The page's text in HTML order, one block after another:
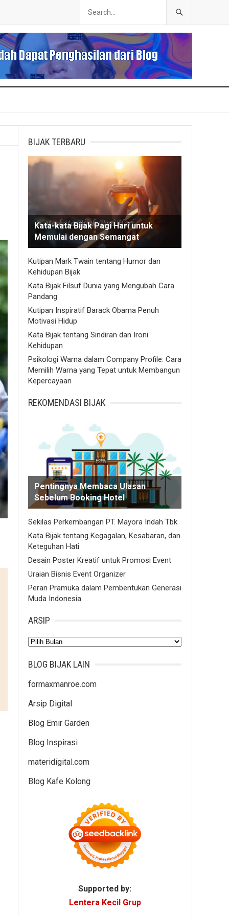
BIJAK TERBARU
Kata-kata Bijak Pagi Hari untuk
Memulai dengan Semangat
Kutipan Mark Twain tentang Humor dan
Kehidupan Bijak
Kata Bijak Filsuf Dunia yang Mengubah Cara
Pandang
Kutipan Inspiratif Barack Obama Penuh
Motivasi Hidup
Kata Bijak tentang Sindiran dan Ironi
Kehidupan
Psikologi Warna dalam Company Profile: Cara
Memilih Warna yang Tepat untuk Membangun
Kepercayaan
REKOMENDASI BIJAK
Pentingnya Membaca Ulasan
Sebelum Booking Hotel
Sekilas Perkembangan PT. Mayora Indah Tbk
Kata Bijak tentang Kegagalan, Kesabaran, dan
Keteguhan Hati
Desain Poster Kreatif untuk Promosi Event
Uraian Bisnis Event Organizer
Peran Pramuka dalam Pembentukan Generasi
Muda Indonesia
ARSIP
Arsip
BLOG BIJAK LAIN
formaxmanroe.com
Arsip Digital
Blog Emir Garden
Blog Inspirasi
materidigital.com
Blog Kafe Kolong
Supported by:
Lentera Kecil Grup